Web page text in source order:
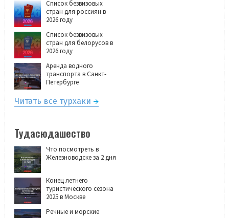
Список безвизовых
стран для россиян в
2026 году
Список безвизовых
стран для белорусов в
2026 году
Аренда водного
транспорта в Санкт-
Петербурге
Читать все турхаки
Тудасюдашество
Что посмотреть в
Железноводске за 2 дня
Конец летнего
туристического сезона
2025 в Москве
Речные и морские